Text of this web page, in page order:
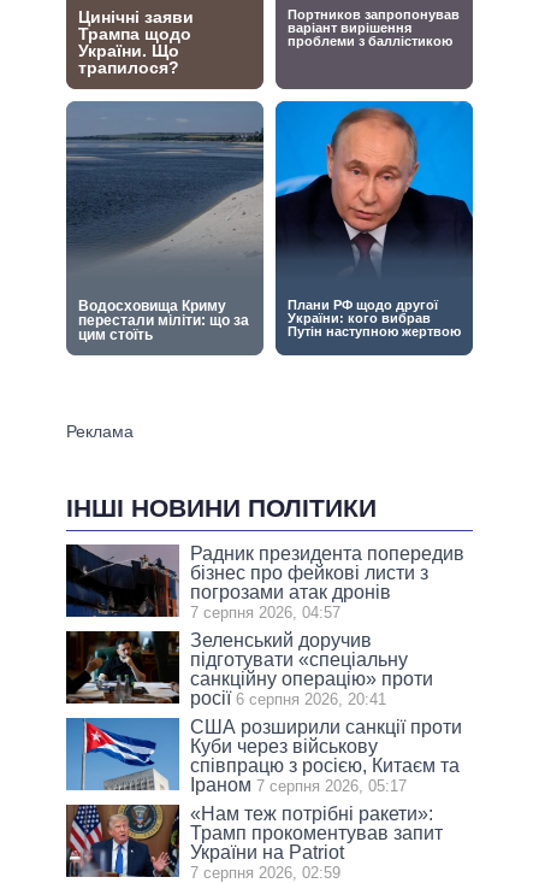
ІНШІ НОВИНИ ПОЛІТИКИ
Радник президента попередив
бізнес про фейкові листи з
погрозами атак дронів
7 серпня 2026, 04:57
Зеленський доручив
підготувати «спеціальну
санкційну операцію» проти
росії 6 серпня 2026, 20:41
США розширили санкції проти
Куби через військову
співпрацю з росією, Китаєм та
Іраном 7 серпня 2026, 05:17
«Нам теж потрібні ракети»:
Трамп прокоментував запит
України на Patriot
7 серпня 2026, 02:59